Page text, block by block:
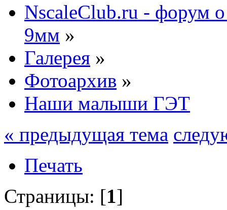
NscaleClub.ru - форум
9мм »
Галерея »
Фотоархив »
Наши малыши ГЭТ
« предыдущая тема
Печать
Страницы: [1]